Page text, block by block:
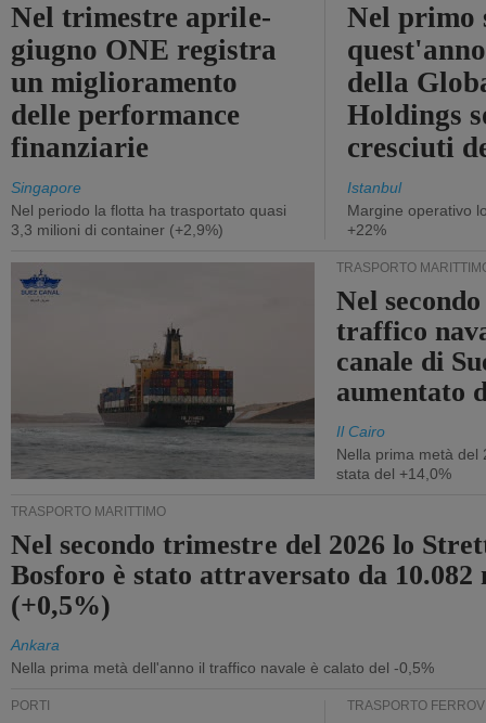
Nel trimestre aprile-
giugno ONE registra
un miglioramento
delle performance
finanziarie
Singapore
Nel periodo la flotta ha trasportato quasi
3,3 milioni di container (+2,9%)
Nel primo
della
Holdings
cresciuti
Istanbul
Margine operativo
+22%
TRASPORTO
Nel
traffico
canale di
aumentato
Il Cairo
Nella prima metà del
stata del +14,0%
TRASPORTO MARITTIMO
Nel secondo trimestre del 2026 lo
Bosforo è stato attraversato da 10.082
(+0,5%)
Ankara
Nella prima metà dell'anno il traffico navale è calato del -0,5%
PORTI TRASPORTO